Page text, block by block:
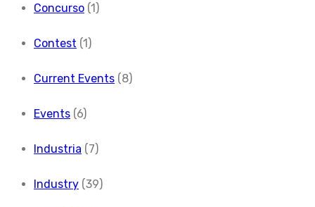
Concurso (1)
Contest (1)
Current Events (8)
Events (6)
Industria (7)
Industry (39)